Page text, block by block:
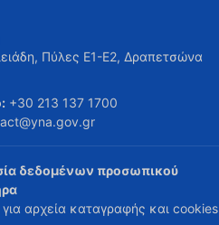
Πύλες Ε1-Ε2, Δραπετσώνα
+30 213 137 1700
δεδομένων προσωπικού
για αρχεία καταγραφής και cookies